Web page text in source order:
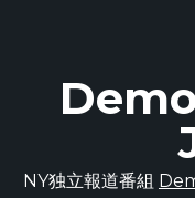
NY独立報道番組